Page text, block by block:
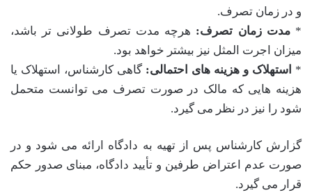
و در زمان تصرف.
*مدت زمان تصرف: هرچه مدت تصرف طولانی تر باشد،
میزان اجرت المثل نیز بیشتر خواهد بود.
* استهلاک و هزینه های احتمالی: گاهی کارشناس، استهلاک یا
هزینه هایی که مالک در صورت تصرف می توانست متحمل
شود را نیز در نظر می گیرد.
گزارش کارشناس پس از تهیه به دادگاه ارائه می شود و در
صورت عدم اعتراض طرفین و تأیید دادگاه، مبنای صدور حکم
قرار می گیرد.